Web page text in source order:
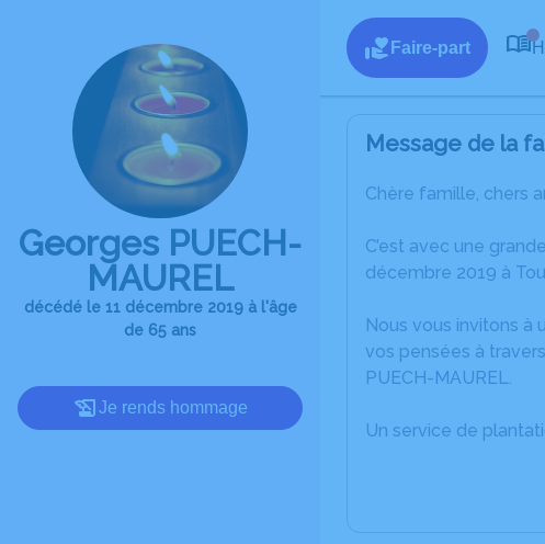
Georges PUECH-
MAUREL
décédé le 11 décembre 2019 à l'âge
de 65 ans
Je rends hommage
Faire-part
Message de la
Chère famille, chers
C’est avec une
décembre 2019 à
Nous vous invitons à
vos pensées à
PUECH-MAUREL.
Un service de